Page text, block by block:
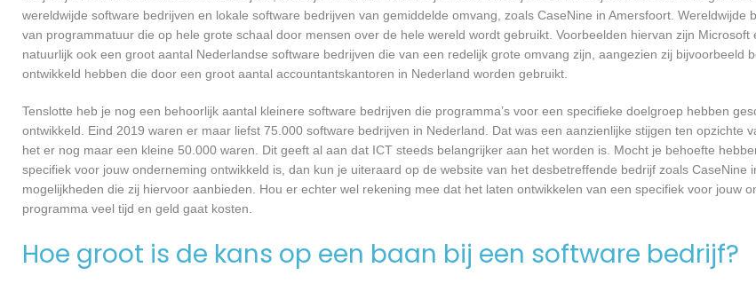
wereldwijde software bedrijven en lokale software bedrijven van gemiddelde omvang, zoals CaseNine in Amersfoort. Wereldwijde
van programmatuur die op hele grote schaal door mensen over de hele wereld wordt gebruikt. Voorbeelden hiervan zijn Microsoft
natuurlijk ook een groot aantal Nederlandse software bedrijven die van een redelijk grote omvang zijn, aangezien zij bijvoorbeeld
ontwikkeld hebben die door een groot aantal accountantskantoren in Nederland worden gebruikt.
Tenslotte heb je nog een behoorlijk aantal kleinere software bedrijven die programma’s voor een specifieke doelgroep hebben
ontwikkeld. Eind 2019 waren er maar liefst 75.000 software bedrijven in Nederland. Dat was een aanzienlijke stijgen ten opzichte
het er nog maar een kleine 50.000 waren. Dit geeft al aan dat ICT steeds belangrijker aan het worden is. Mocht je behoefte
specifiek voor jouw onderneming ontwikkeld is, dan kun je uiteraard op de website van het desbetreffende bedrijf zoals CaseNine
mogelijkheden die zij hiervoor aanbieden. Hou er echter wel rekening mee dat het laten ontwikkelen van een specifiek voor jouw
programma veel tijd en geld gaat kosten.
Hoe groot is de kans op een baan bij een software bedrijf?